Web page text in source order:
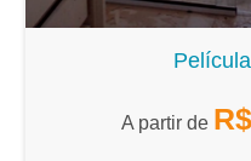
A partir de R$